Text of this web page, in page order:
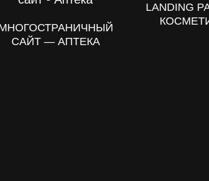
САЙТ — АПТЕКА
LANDING